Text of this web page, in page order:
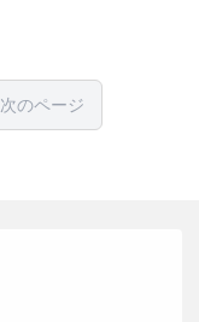
次のページ